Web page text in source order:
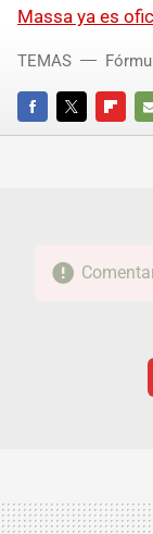
Massa ya es
FACEBOOKTWITTER
TEMAS